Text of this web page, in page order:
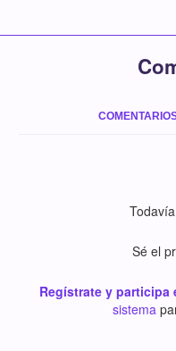
Sé el
Regístrate y participa
sistema